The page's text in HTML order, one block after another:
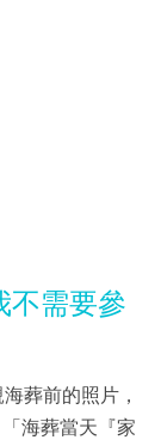
不需要參
葬前的照片，
海葬當天『家